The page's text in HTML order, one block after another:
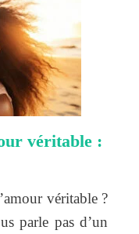
véritable :
véritable ?
parle pas d’un